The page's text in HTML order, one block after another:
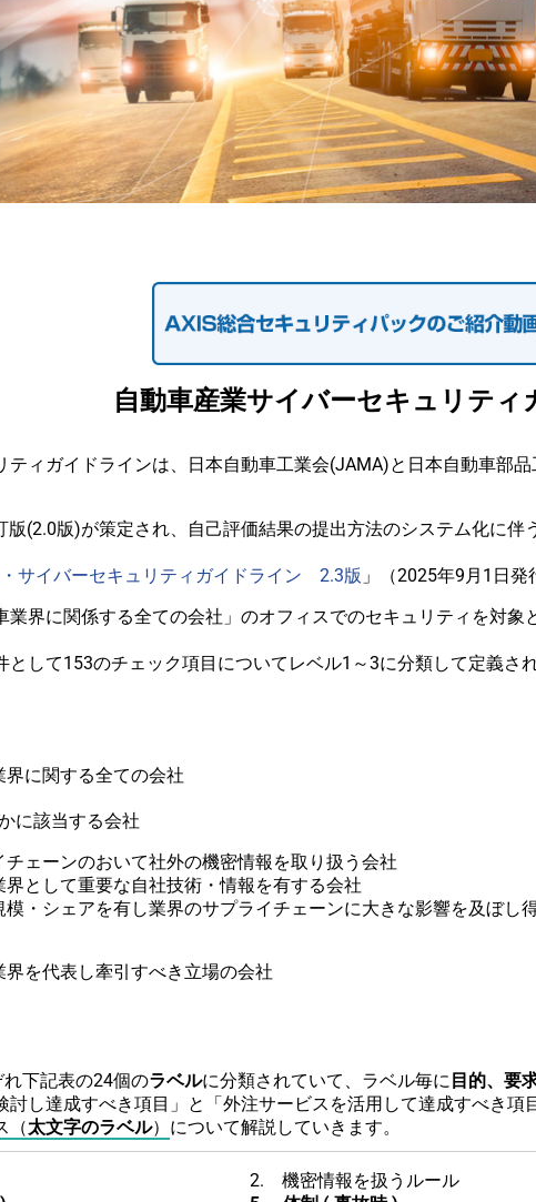
自動車産業サイバーセキュリティ
ティガイドラインは、日本自動車工業会(JAMA)と日本自動車部
(2.0版)が策定され、自己評価結果の提出方法のシステム化に
サイバーセキュリティガイドライン 2.3版 」（2025年9月1日発
業界に関係する全ての会社」のオフィスでのセキュリティを対
して153のチェック項目についてレベル1～3に分類して定義され
界に関する全ての会社
に該当する会社
チェーンのおいて社外の機密情報を取り扱う会社
界として重要な自社技術・情報を有する会社
模・シェアを有し業界のサプライチェーンに大きな影響を及ぼし
界を代表し牽引すべき立場の会社
下記表の24個のラベルに分類されていて、ラベル毎に 目的、要
討し達成すべき項目」と「外注サービスを活用して達成すべき項
（太文字のラベル） について解説していきます。
2. 機密情報を扱うルール